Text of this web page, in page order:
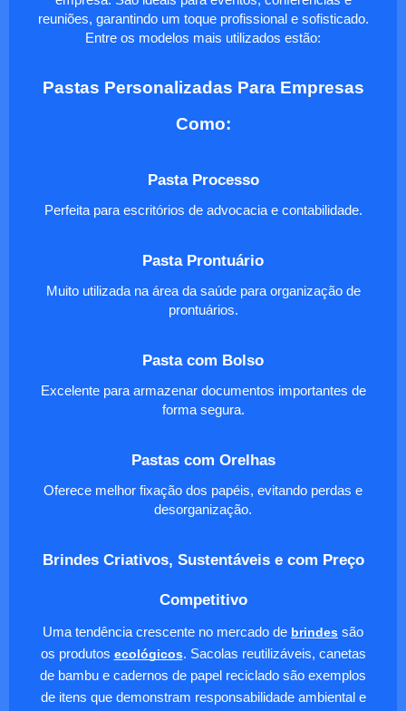
reuniões, garantindo um toque profissional e sofisticado.
Entre os modelos mais utilizados estão:
Pastas Personalizadas Para Empresas
Como:
Pasta Processo
Perfeita para escritórios de advocacia e contabilidade.
Pasta Prontuário
Muito utilizada na área da saúde para organização de
prontuários.
Pasta com Bolso
Excelente para armazenar documentos importantes de
forma segura.
Pastas com Orelhas
Oferece melhor fixação dos papéis, evitando perdas e
desorganização.
Brindes Criativos, Sustentáveis e com Preço
Competitivo
Uma tendência crescente no mercado de brindes são
os produtos ecológicos. Sacolas reutilizáveis, canetas
de bambu e cadernos de papel reciclado são exemplos
de itens que demonstram responsabilidade ambiental e